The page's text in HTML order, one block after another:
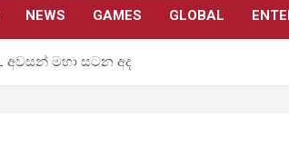
NEWS GAMES GLOBAL
අවසන් මහා සටන අද